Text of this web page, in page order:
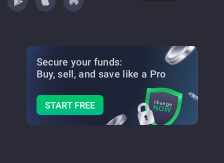
Secure your funds:
Buy, sell, and save like a Pro
START FREE